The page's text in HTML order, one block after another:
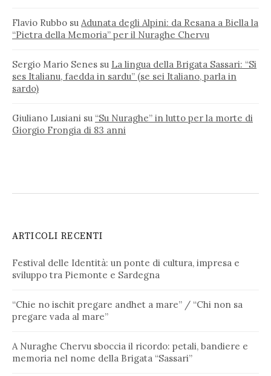
Flavio Rubbo su Adunata degli Alpini: da Resana a Biella la
“Pietra della Memoria” per il Nuraghe Chervu
Sergio Mario Senes su La lingua della Brigata Sassari: “Si
ses Italianu, faedda in sardu” (se sei Italiano, parla in
sardo)
Giuliano Lusiani su “Su Nuraghe” in lutto per la morte di
Giorgio Frongia di 83 anni
ARTICOLI RECENTI
Festival delle Identità: un ponte di cultura, impresa e
sviluppo tra Piemonte e Sardegna
“Chie no ischit pregare andhet a mare” / “Chi non sa
pregare vada al mare”
A Nuraghe Chervu sboccia il ricordo: petali, bandiere e
memoria nel nome della Brigata “Sassari”